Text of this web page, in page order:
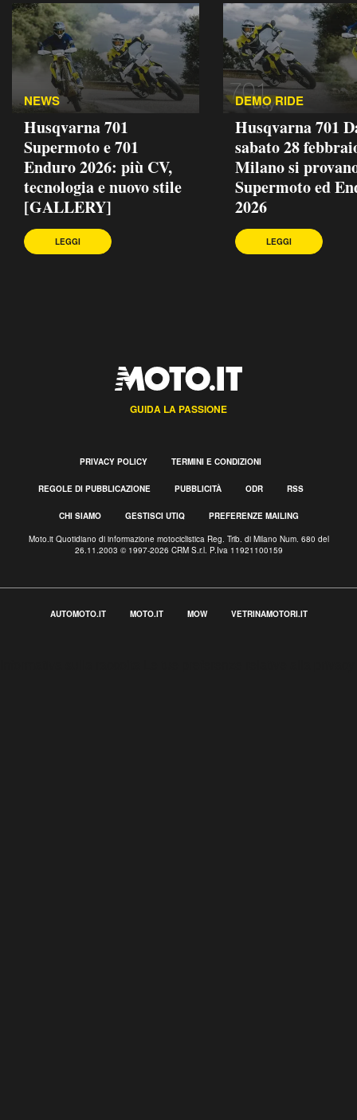
NEWS
Husqvarna 701
Supermoto e 701
Enduro 2026: più CV,
tecnologia e nuovo stile
[GALLERY]
LEGGI
DEMO RIDE
Husqvarna 701
sabato 28
Milano si
Supermoto ed
2026
LEGGI
GUIDA LA PASSIONE
PRIVACY POLICY TERMINI E CONDIZIONI
REGOLE DI PUBBLICAZIONE PUBBLICITÀ ODR RSS
CHI SIAMO GESTISCI UTIQ PREFERENZE MAILING
Moto.it Quotidiano di informazione motociclistica Reg. Trib. di Milano Num. 680 del
26.11.2003 © 1997-2026 CRM S.r.l. P.Iva 11921100159
AUTOMOTO.IT MOTO.IT MOW VETRINAMOTORI.IT